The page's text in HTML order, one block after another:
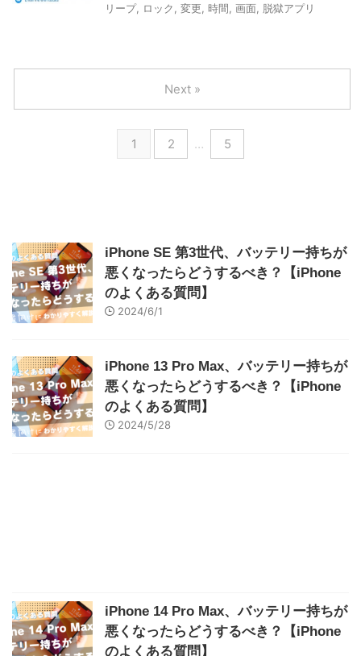
リープ, ロック 変更 時間 画面 脱獄アプリ
1 2 … 5
Next »
iPhone SE 第3世代、バッテリー持ちが
悪くなったらどうするべき？【iPhone
のよくある質問】
2024/6/1
iPhone 13 Pro Max、バッテリー持ちが
悪くなったらどうするべき？【iPhone
のよくある質問】
2024/5/28
iPhone 14 Pro Max、バッテリー持ちが
悪くなったらどうするべき？【iPhone
のよくある質問】